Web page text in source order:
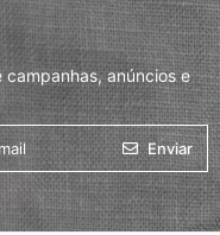
anúncios e
Enviar